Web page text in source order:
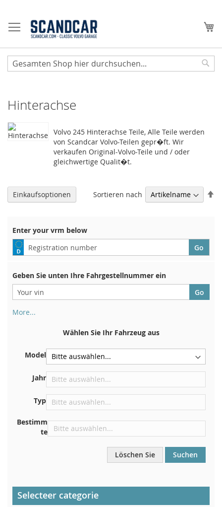
Inhalt
springen
Hinterachse
Volvo 245 Hinterachse Teile, Alle Teile werden
von Scandcar Volvo-Teilen gepr�ft. Wir
verkaufen Original-Volvo-Teile und / oder
gleichwertige Qualit�t.
Sortieren nach
Enter your vrm below
Geben Sie unten Ihre Fahrgestellnummer ein
More...
Zulassungsbescheinigung. Und auch im Auto
Auf der Bodenplatte für den rechten Vordersitz
Zentrieren Sie es an der Trennwand unter der Haube
Direkt im Motorraum
Armaturenbrett
Wählen Sie Ihr Fahrzeug aus
Model
Jahr
Typ
Bestimm
te
Löschen Sie Suchen
Selecteer categorie
Einkaufsoptionen